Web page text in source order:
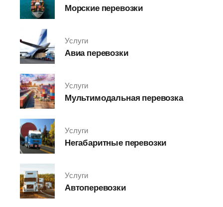
Морские перевозки
Услуги
Авиа перевозки
Услуги
Мультимодальная перевозка
Услуги
Негабаритные перевозки
Услуги
Автоперевозки